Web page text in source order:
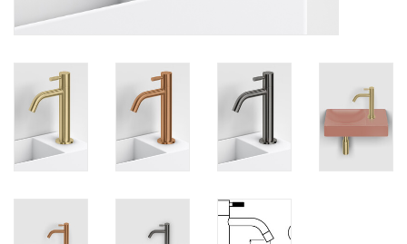
pièce de rechange
Marques